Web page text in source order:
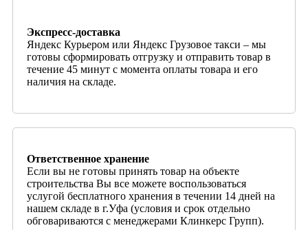
Экспресс-доставка
Яндекс Курьером или Яндекс Грузовое такси – мы
готовы сформировать отгрузку и отправить товар в
течение 45 минут с момента оплаты товара и его
наличия на складе.
Ответственное хранение
Если вы не готовы принять товар на объекте
строительства Вы все можете воспользоваться
услугой бесплатного хранения в течении 14 дней на
нашем складе в г.Уфа (условия и срок отдельно
обговариваются с менеджерами Клинкерс Групп).